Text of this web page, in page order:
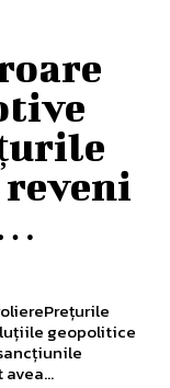
geopolitice